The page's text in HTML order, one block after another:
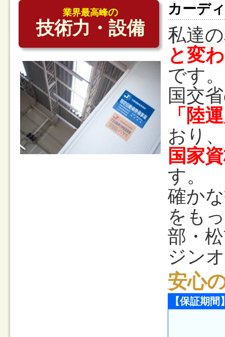
業界最高峰の
技術力・設備
カーデ
私達
と変
です。
国交
「陸
おり
国家
す。
確か
をも
部・
ジン
安心
【保証期間